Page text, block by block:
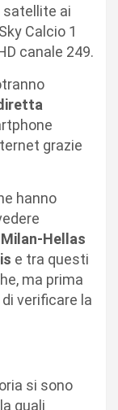
satellite ai
Calcio 1
canale 249.
grazie
hanno
Milan-Hellas
e tra questi
ma prima
verificare la
si sono
quali